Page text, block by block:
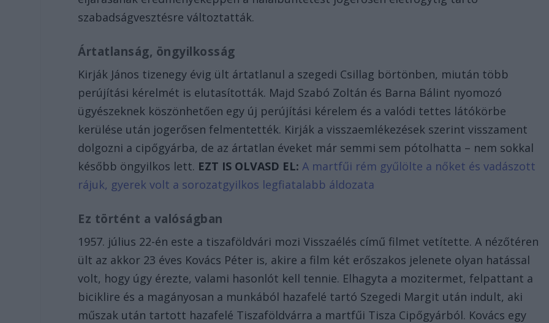
szabadságvesztésre változtatták.
Ártatlanság, öngyilkosság
Kirják János tizenegy évig ült ártatlanul a szegedi Csillag börtönben, miután több
perújítási kérelmét is elutasították. Majd Szabó Zoltán és Barna Bálint nyomozó
ügyészeknek köszönhetően egy új perújítási kérelem és a valódi tettes látókörbe
kerülése után jogerősen felmentették. Kirják a visszaemlékezések szerint visszament
dolgozni a cipőgyárba, de az ártatlan éveket már semmi sem pótolhatta – nem sokkal
később öngyilkos lett. EZT IS OLVASD EL: A martfűi rém gyűlölte a nőket és vadászott
rájuk, gyerek volt a sorozatgyilkos legfiatalabb áldozata
Ez történt a valóságban
1957. július 22-én este a tiszaföldvári mozi Visszaélés című filmet vetítette. A nézőtéren
ült az akkor 23 éves Kovács Péter is, akire a film két erőszakos jelenete olyan hatással
volt, hogy úgy érezte, valami hasonlót kell tennie. Elhagyta a mozitermet, felpattant a
biciklire és a magányosan a munkából hazafelé tartó Szegedi Margit után indult, aki
műszak után tartott hazafelé Tiszaföldvárra a martfűi Tisza Cipőgyárból. Kovács egy